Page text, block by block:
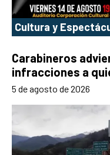
Cultura y
Carabineros
infracciones a
5 de agosto de 2026